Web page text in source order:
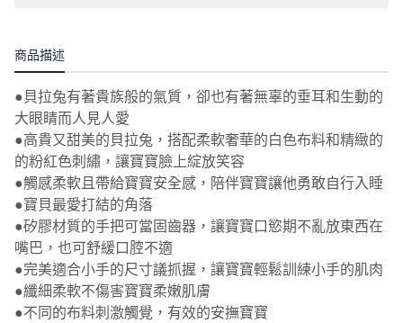
商品描述
●貝拉兔有著貴族般的氣質，卻也有著無辜的垂耳和生動的
大眼睛而人見人愛
●高貴又甜美的貝拉兔，搭配柔軟奢華的白色布料和精緻的
的粉紅色刺繡，讓寶寶臉上綻放笑容
●觸感柔軟且帶給寶寶安全感，陪伴寶寶讓他勇敢自行入睡
●寶貝最愛打結的角落
●矽膠材質的手把可當固齒器，讓寶寶口慾期不亂放東西在
嘴巴，也可舒緩口腔不適
●完美適合小手的尺寸議抓握，讓寶寶輕鬆訓練小手的肌肉
●纖細柔軟不傷害寶寶柔嫩肌膚
●不同的布料刺激觸覺，有效的安撫寶寶